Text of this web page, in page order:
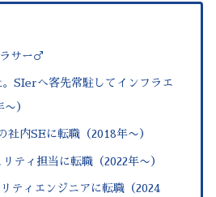
サー♂
SIerへ客先常駐してインフラエ
〜 ）
社内SEに転職（2018年〜）
ティ 担当に転職（2022年〜）
ティエンジニアに転職（2024